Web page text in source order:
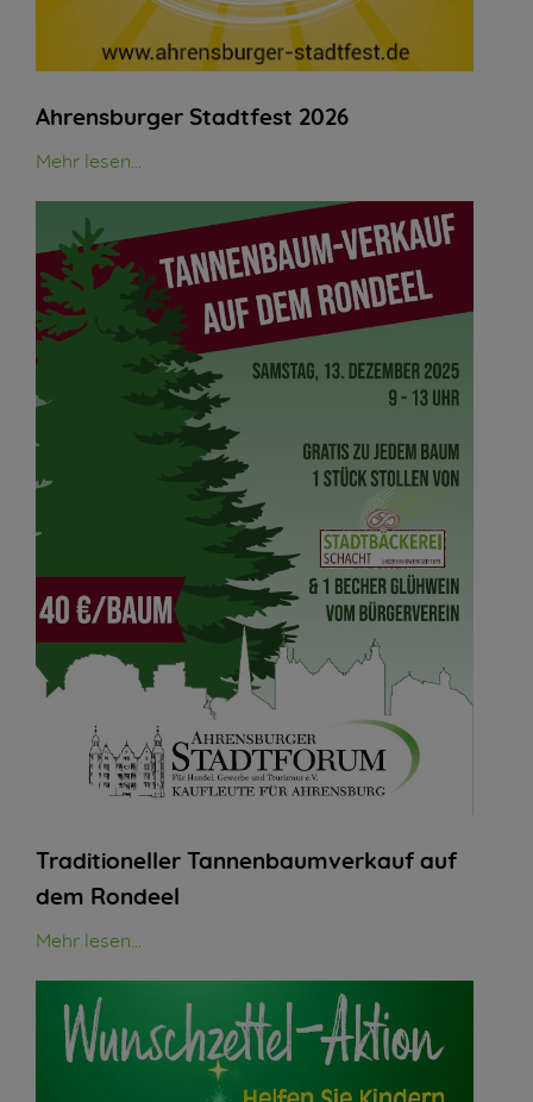
Ahrensburger Stadtfest 2026
Mehr lesen...
Traditioneller Tannenbaumverkauf auf
dem Rondeel
Mehr lesen...